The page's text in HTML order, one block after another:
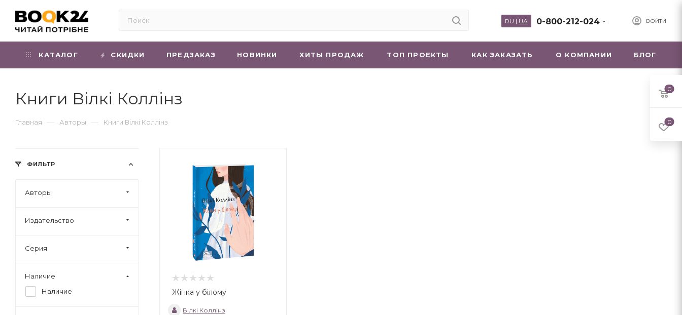
ВОЙТИ
0-800-212-024
RU | UA
КАТАЛОГ СКИДКИ ПРЕДЗАКАЗ НОВИНКИ ХИТЫ ПРОДАЖ ТОП ПРОЕКТЫ КАК ЗАКАЗАТЬ О КОМПАНИИ БЛОГ
Книги Вілкі Коллінз
Главная — Авторы — Книги Вілкі Коллінз
Жінка у білому
Вілкі Коллінз
ФИЛЬТР
Авторы
Издательство
Серия
Наличие
Наличие
0
0